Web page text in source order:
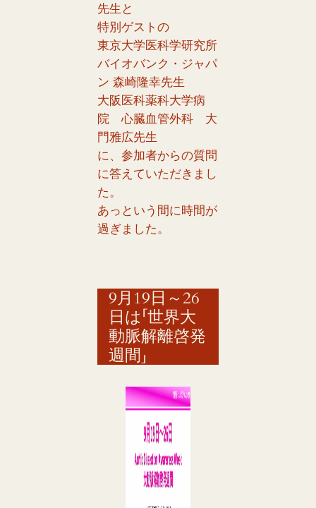
先生と
特別ゲストの
東京大学医科学研究所
バイオバンク・ジャパ
ン 森崎隆幸先生
大阪医科薬科大学病
院 心臓血管外科 大
門雅広先生
に、参加者からの質問
に答えていただきまし
た。
あっという間に時間が
過ぎました。
9月19日～26
日は「世界大
動脈解離啓発
週間」